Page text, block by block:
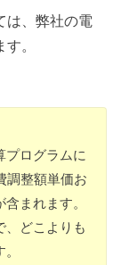
は、弊社の電
。
プログラムに
調整額単価お
まれます。
、どこよりも